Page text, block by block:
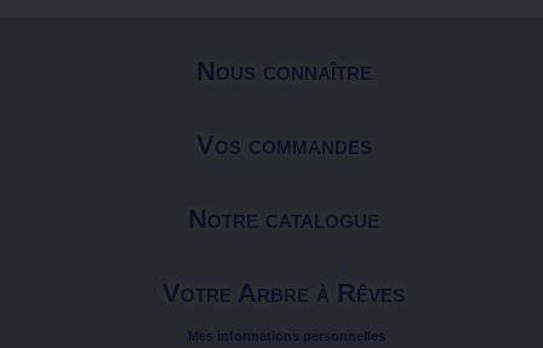
Nous connaître
Vos commandes
Notre catalogue
Votre Arbre à Rêves
Mes informations personnelles